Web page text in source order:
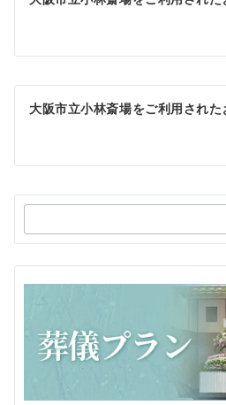
ナ
ビ
ゲ
シ
ョ
ン
大阪市立小林斎場をご利用された
索：